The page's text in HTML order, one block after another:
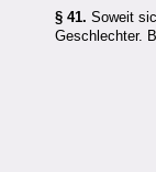
§ 41. Soweit
Geschlechter.